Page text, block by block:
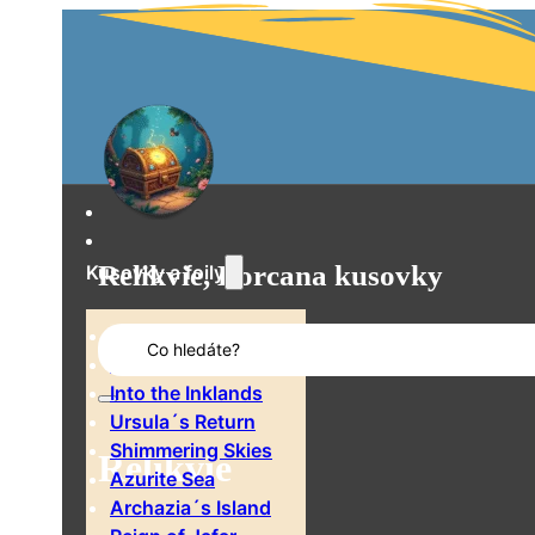
Relikvie, Lorcana kusovky
Search
...
Relikvie
Kusovky a foily
Rise of the Floodborn
Into the Inklands
Ursula´s Return
Shimmering Skies
Azurite Sea
Archazia´s Island